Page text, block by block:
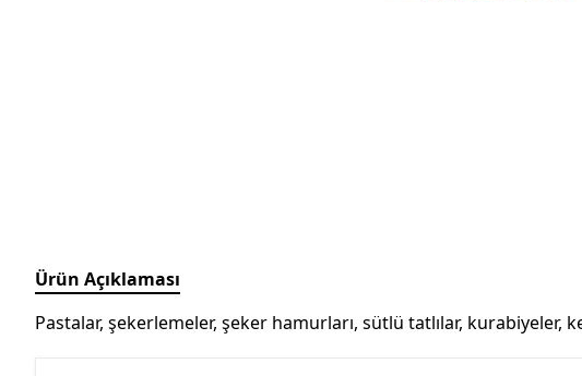
Ürün Açıklaması
Pastalar, şekerlemeler, şeker hamurları, sütlü tatlılar, kurabiyeler,